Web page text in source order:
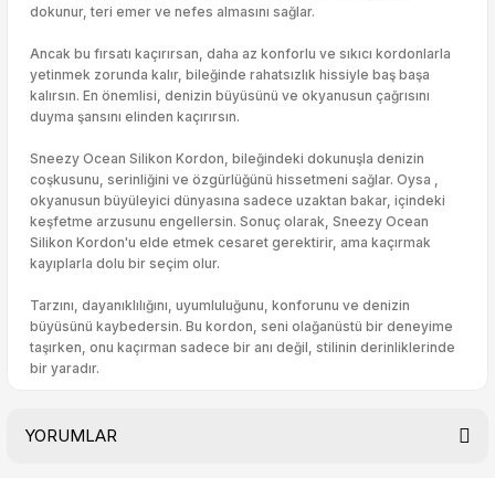
dokunur, teri emer ve nefes almasını sağlar.
Ancak bu fırsatı kaçırırsan, daha az konforlu ve sıkıcı kordonlarla
yetinmek zorunda kalır, bileğinde rahatsızlık hissiyle baş başa
kalırsın. En önemlisi, denizin büyüsünü ve okyanusun çağrısını
duyma şansını elinden kaçırırsın.
Sneezy Ocean Silikon Kordon, bileğindeki dokunuşla denizin
coşkusunu, serinliğini ve özgürlüğünü hissetmeni sağlar. Oysa ,
okyanusun büyüleyici dünyasına sadece uzaktan bakar, içindeki
keşfetme arzusunu engellersin. Sonuç olarak, Sneezy Ocean
Silikon Kordon'u elde etmek cesaret gerektirir, ama kaçırmak
kayıplarla dolu bir seçim olur.
Tarzını, dayanıklılığını, uyumluluğunu, konforunu ve denizin
büyüsünü kaybedersin. Bu kordon, seni olağanüstü bir deneyime
taşırken, onu kaçırman sadece bir anı değil, stilinin derinliklerinde
bir yaradır.
YORUMLAR